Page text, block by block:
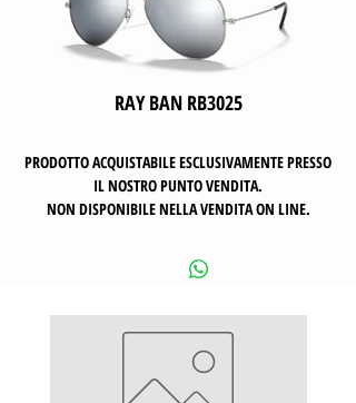
RAY BAN RB3025
PRODOTTO ACQUISTABILE ESCLUSIVAMENTE PRESSO
IL NOSTRO PUNTO VENDITA.
NON DISPONIBILE NELLA VENDITA ON LINE.